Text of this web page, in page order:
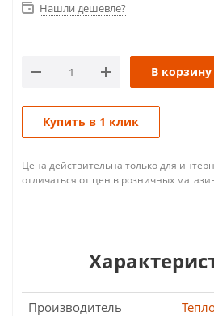
Нашли дешевле?
В корзину
Купить в 1 клик
Цена действительна только для
отличаться от цен в розничных
Производитель